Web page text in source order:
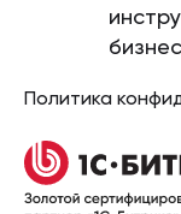
Политика